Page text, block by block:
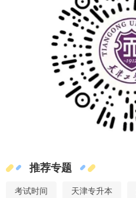
推荐专题
考试时间 天津专升本